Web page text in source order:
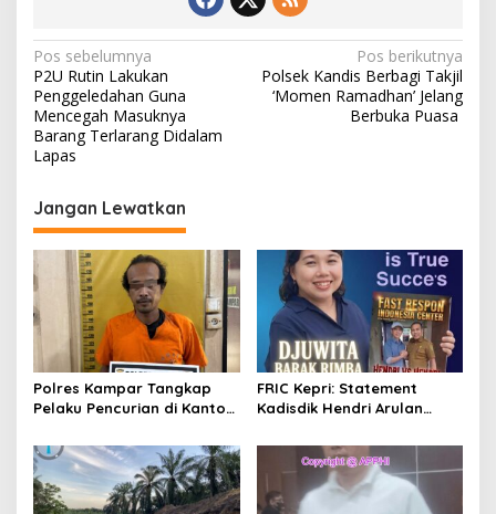
N
a
v
i
a
s
i
p
o
s
Pos sebelumnya
P2U Rutin Lakukan
Penggeledahan Guna
Mencegah Masuknya
Barang Terlarang Didalam
Lapas
Pos berikutnya
Polsek Kandis Berbagi Takjil
‘Momen Ramadhan’ Jelang
Berbuka Puasa
Jangan Lewatkan
Polres Kampar Tangkap
Pelaku Pencurian di Kantor
FRIC Kepri: Statement
Kadisdik Hendri Arulan
Indonesia